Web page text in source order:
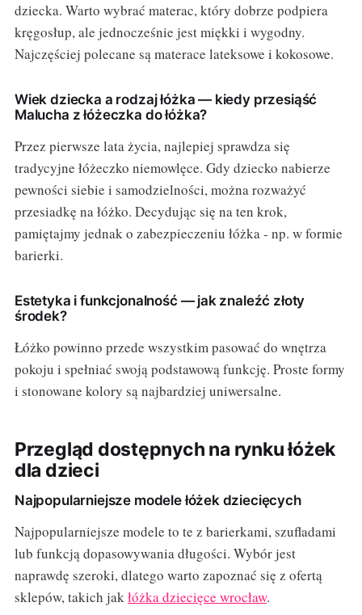
dziecka. Warto wybrać materac, który dobrze podpiera
kręgosłup, ale jednocześnie jest miękki i wygodny.
Najczęściej polecane są materace lateksowe i kokosowe.
Wiek dziecka a rodzaj łóżka — kiedy przesiąść
Malucha z łóżeczka do łóżka?
Przez pierwsze lata życia, najlepiej sprawdza się
tradycyjne łóżeczko niemowlęce. Gdy dziecko nabierze
pewności siebie i samodzielności, można rozważyć
przesiadkę na łóżko. Decydując się na ten krok,
pamiętajmy jednak o zabezpieczeniu łóżka - np. w formie
barierki.
Estetyka i funkcjonalność — jak znaleźć złoty
środek?
Łóżko powinno przede wszystkim pasować do wnętrza
pokoju i spełniać swoją podstawową funkcję. Proste formy
i stonowane kolory są najbardziej uniwersalne.
Przegląd dostępnych na rynku łóżek
dla dzieci
Najpopularniejsze modele łóżek dziecięcych
Najpopularniejsze modele to te z barierkami, szufladami
lub funkcją dopasowywania długości. Wybór jest
naprawdę szeroki, dlatego warto zapoznać się z ofertą
sklepów, takich jakłóżka dziecięce wrocław.